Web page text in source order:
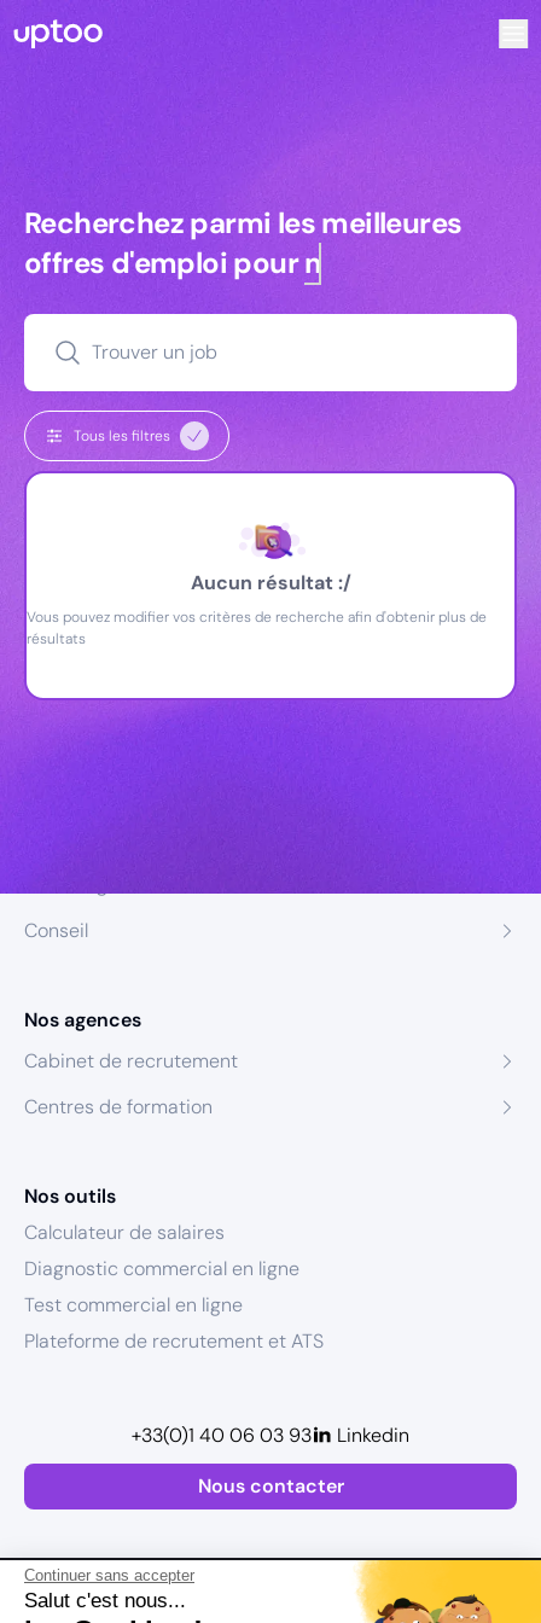
Continuer sans accepter
Salut c'est nous...
Recherchez parmi les meilleures
Recherchez parmi les meilleures
offres d'emploi pourmanagers
Trouver un job
Tous les filtres
Aucun résultat :/
Vous pouvez modifier vos critères de recherche afin d'obtenir plus de
résultats
Conseil
Nos agences
Cabinet de recrutement
Centres de formation
Nos outils
Calculateur de salaires
Diagnostic commercial en ligne
Test commercial en ligne
Plateforme de recrutement et ATS
Nous contacter
+33(0)1 40 06 03 93 Linkedin